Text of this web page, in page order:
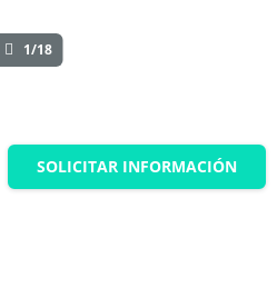
1/18
SOLICITAR INFORMACIÓN